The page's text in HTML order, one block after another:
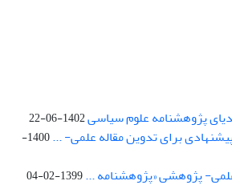
پژوهشنامه علوم سیاسی1402-06-22
برای تدوین مقاله علمی- ...
1400-
پژوهشی «پژوهشنامه ...1399-02-04